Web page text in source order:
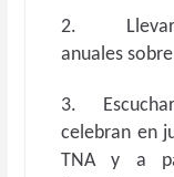
2. Llevar a
anuales
3. Escuchar
celebran en
TNA y a